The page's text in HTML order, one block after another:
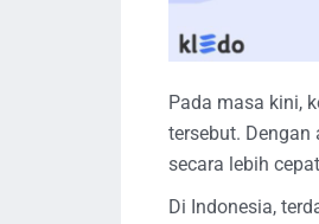
Pada masa kini,
tersebut.
secara lebih
Di Indonesia,